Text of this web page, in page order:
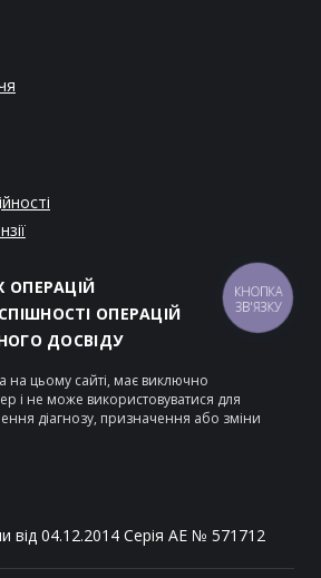
ОПЕРАЦІЙ
ОПЕРАЦІЙ
ДОСВІДУ
на цьому сайті, має виключно
і не може використовуватися для
діагнозу, призначення або зміни
від 04.12.2014 Серія АЕ № 571712
КНОПКА
ЗВ'ЯЗКУ